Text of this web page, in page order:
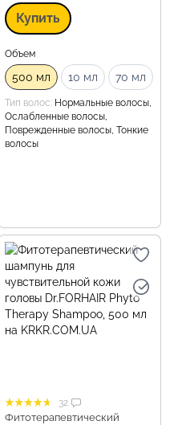
Купить
Объем
500 мл 10 мл 70 мл
Тип волос Нормальные волосы,
Ослабленные волосы,
Поврежденные волосы, Тонкие
волосы
32
Фитотерапевтический